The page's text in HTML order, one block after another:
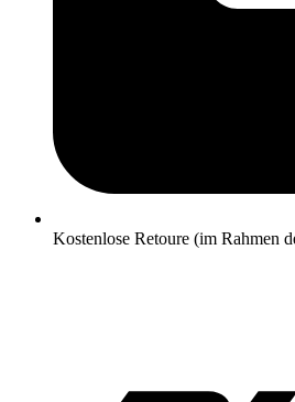
Kostenlose Retoure (im Rahmen